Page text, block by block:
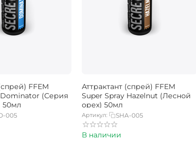
FFEM
Dominator (Серия
50мл
005
Аттрактант (спрей) FFEM
Super Spray Hazelnut (Лесной
орех) 50мл
Артикул: SHA-005
В наличии